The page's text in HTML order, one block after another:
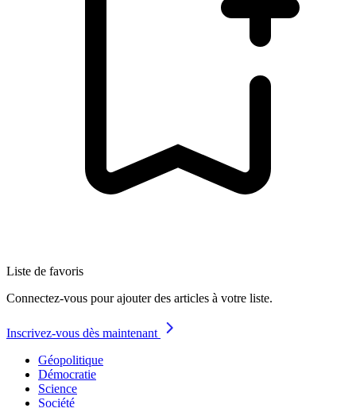
Liste de favoris
Connectez-vous pour ajouter des articles à votre liste.
Inscrivez-vous dès maintenant
Géopolitique
Démocratie
Science
Société